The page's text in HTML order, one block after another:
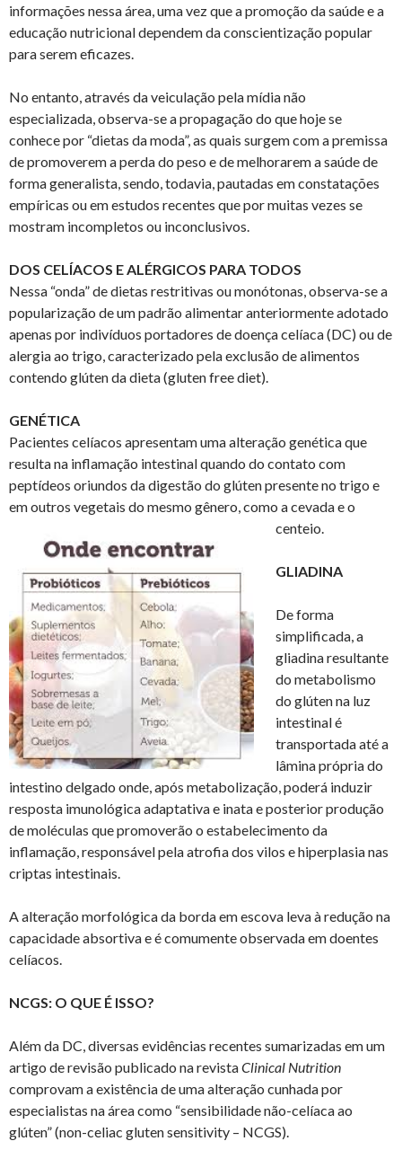
informações nessa área, uma vez que a promoção da saúde e a
educação nutricional dependem da conscientização popular
para serem eficazes.
No entanto, através da veiculação pela mídia não
especializada, observa-se a propagação do que hoje se
conhece por “dietas da moda”, as quais surgem com a premissa
de promoverem a perda do peso e de melhorarem a saúde de
forma generalista, sendo, todavia, pautadas em constatações
empíricas ou em estudos recentes que por muitas vezes se
mostram incompletos ou inconclusivos.
DOS CELÍACOS E ALÉRGICOS PARA TODOS
Nessa “onda” de dietas restritivas ou monótonas, observa-se a
popularização de um padrão alimentar anteriormente adotado
apenas por indivíduos portadores de doença celíaca (DC) ou de
alergia ao trigo, caracterizado pela exclusão de alimentos
contendo glúten da dieta (gluten free diet).
GENÉTICA
Pacientes celíacos apresentam uma alteração genética que
resulta na inflamação intestinal quando do contato com
peptídeos oriundos da digestão do glúten presente no trigo e
em outros vegetais do mesmo gênero, como a cevada e o
centeio.
GLIADINA
De forma
simplificada, a
gliadina resultante
do metabolismo
do glúten na luz
intestinal é
transportada até a
lâmina própria do
intestino delgado onde, após metabolização, poderá induzir
resposta imunológica adaptativa e inata e posterior produção
de moléculas que promoverão o estabelecimento da
inflamação, responsável pela atrofia dos vilos e hiperplasia nas
criptas intestinais.
A alteração morfológica da borda em escova leva à redução na
capacidade absortiva e é comumente observada em doentes
celíacos.
NCGS: O QUE É ISSO?
Além da DC, diversas evidências recentes sumarizadas em um
artigo de revisão publicado na revistaClinical Nutrition
comprovam a existência de uma alteração cunhada por
especialistas na área como “sensibilidade não-celíaca ao
glúten” (non-celiac gluten sensitivity – NCGS).